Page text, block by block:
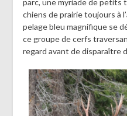
parc, une myriade de petits
chiens de prairie toujours à
pelage bleu magnifique se
ce groupe de cerfs
regard avant de disparaître